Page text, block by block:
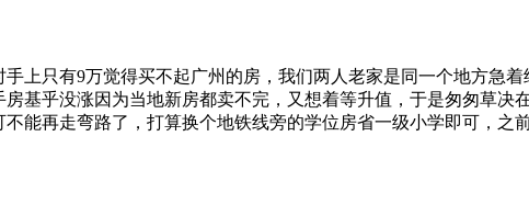
上只有9万觉得买不起广州的房，我们两人老家是同一个地方急
基乎没涨因为当地新房都卖不完，又想着等升值，于是匆匆草决
能再走弯路了，打算换个地铁线旁的学位房省一级小学即可，之